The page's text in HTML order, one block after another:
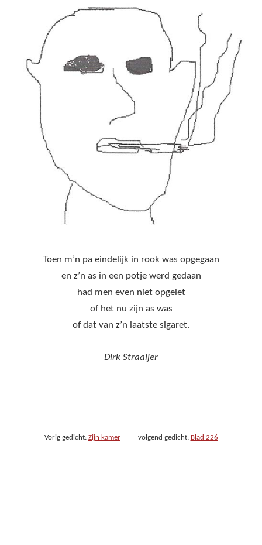
Toen m’n pa eindelijk in rook was opgegaan
en z’n as in een potje werd gedaan
had men even niet opgelet
of het nu zijn as was
of dat van z’n laatste sigaret.
Dirk Straaijer
Vorig gedicht: Zijn kamervolgend gedicht: Blad 226